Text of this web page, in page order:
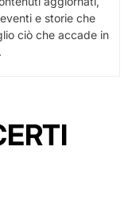
e storie che
ciò che accade in